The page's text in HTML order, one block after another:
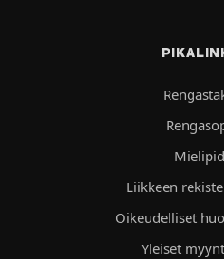
Liikkeen
Oikeudelliset
Yleiset